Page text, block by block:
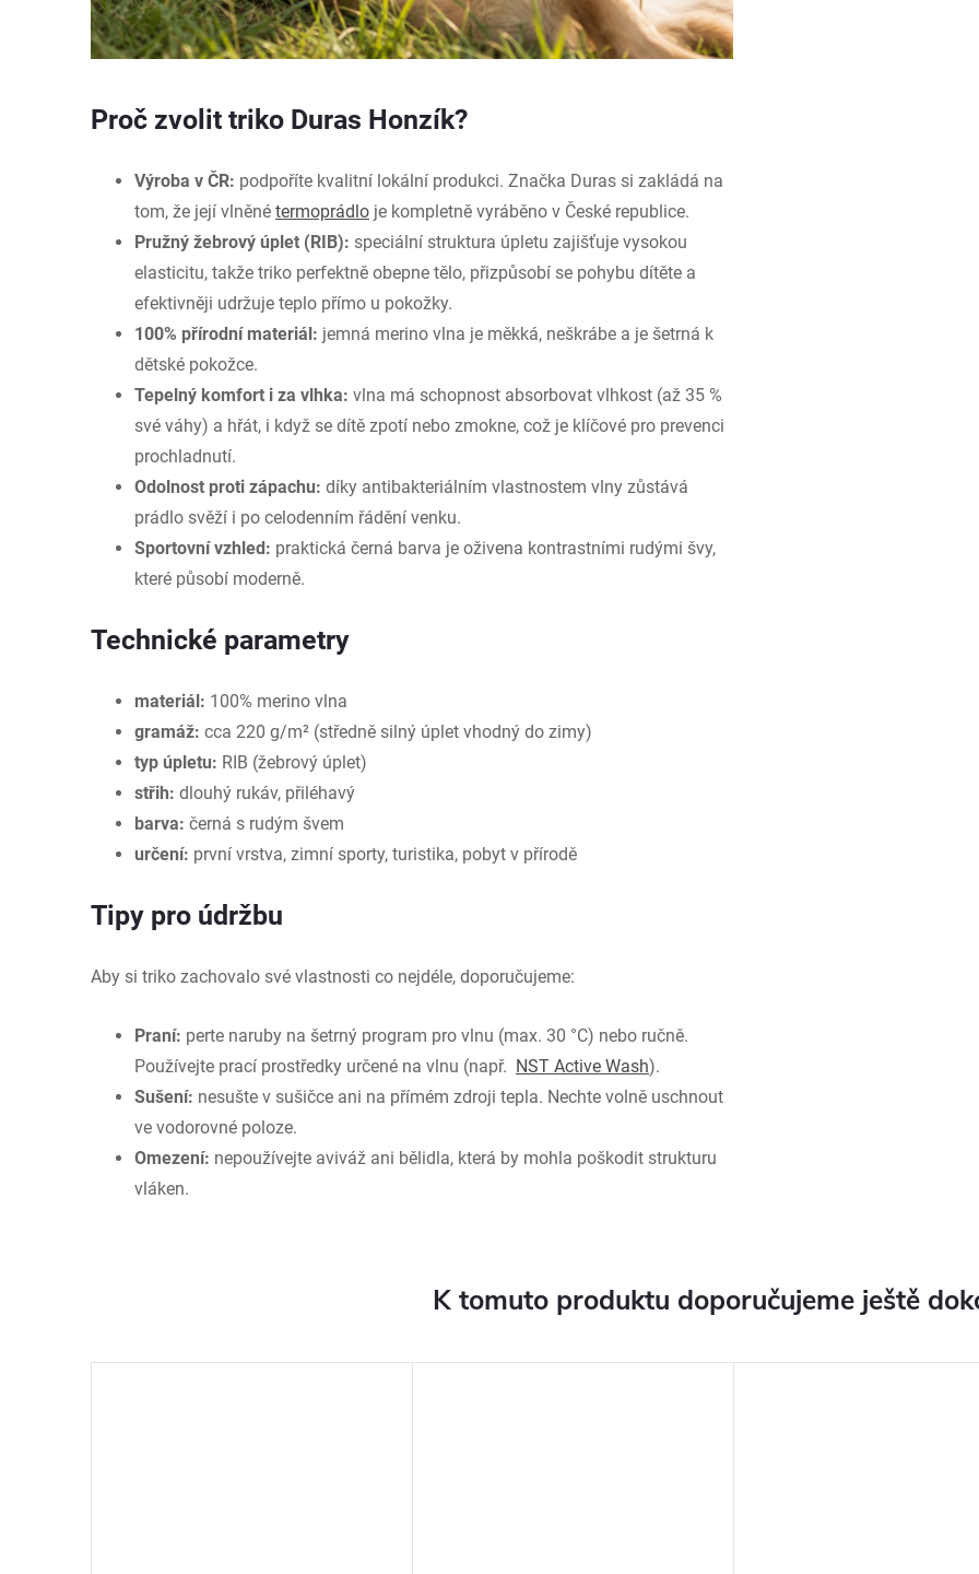
Proč zvolit triko Duras Honzík?
Výroba v ČR: podpoříte kvalitní lokální produkci. Značka Duras si zakládá na
tom, že její vlněné termoprádlo je kompletně vyráběno v České republice.
Pružný žebrový úplet (RIB): speciální struktura úpletu zajišťuje vysokou
elasticitu, takže triko perfektně obepne tělo, přizpůsobí se pohybu dítěte a
efektivněji udržuje teplo přímo u pokožky.
100% přírodní materiál: jemná merino vlna je měkká, neškrábe a je šetrná k
dětské pokožce.
Tepelný komfort i za vlhka: vlna má schopnost absorbovat vlhkost (až 35 %
své váhy) a hřát, i když se dítě zpotí nebo zmokne, což je klíčové pro prevenci
prochladnutí.
Odolnost proti zápachu: díky antibakteriálním vlastnostem vlny zůstává
prádlo svěží i po celodenním řádění venku.
Sportovní vzhled: praktická černá barva je oživena kontrastními rudými švy,
které působí moderně.
Technické parametry
materiál: 100% merino vlna
gramáž: cca 220 g/m² (středně silný úplet vhodný do zimy)
typ úpletu: RIB (žebrový úplet)
střih: dlouhý rukáv, přiléhavý
barva: černá s rudým švem
určení: první vrstva, zimní sporty, turistika, pobyt v přírodě
Tipy pro údržbu
Aby si triko zachovalo své vlastnosti co nejdéle, doporučujeme:
Praní: perte naruby na šetrný program pro vlnu (max. 30 °C) nebo ručně.
Používejte prací prostředky určené na vlnu (např. NST Active Wash).
Sušení: nesušte v sušičce ani na přímém zdroji tepla. Nechte volně uschnout
ve vodorovné poloze.
Omezení: nepoužívejte aviváž ani bělidla, která by mohla poškodit strukturu
vláken.
K tomuto produktu doporučujeme ještě